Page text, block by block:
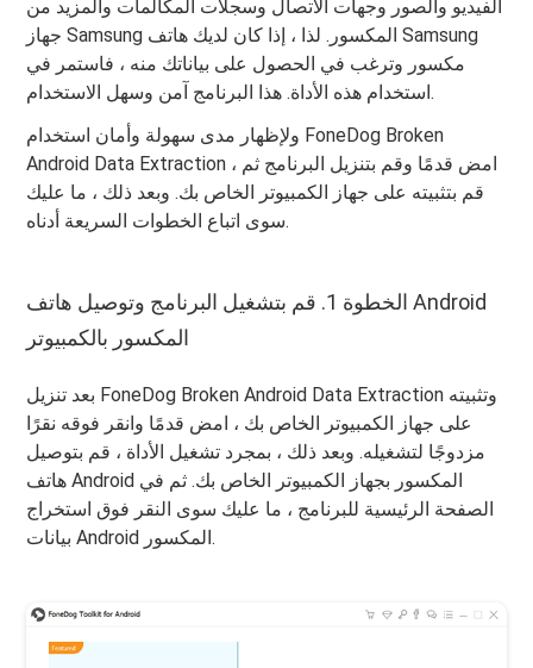
الفيديو والصور وجهات الاتصال وسجلات المكالمات والمزيد من
جهاز Samsung المكسور. لذا ، إذا كان لديك هاتف Samsung
مكسور وترغب في الحصول على بياناتك منه ، فاستمر في
استخدام هذه الأداة. هذا البرنامج آمن وسهل الاستخدام.
ولإظهار مدى سهولة وأمان استخدام FoneDog Broken
Android Data Extraction ، امض قدمًا وقم بتنزيل البرنامج ثم
قم بتثبيته على جهاز الكمبيوتر الخاص بك. وبعد ذلك ، ما عليك
سوى اتباع الخطوات السريعة أدناه.
الخطوة 1. قم بتشغيل البرنامج وتوصيل هاتف Android
المكسور بالكمبيوتر
بعد تنزيل FoneDog Broken Android Data Extraction وتثبيته
على جهاز الكمبيوتر الخاص بك ، امض قدمًا وانقر فوقه نقرًا
مزدوجًا لتشغيله. وبعد ذلك ، بمجرد تشغيل الأداة ، قم بتوصيل
هاتف Android المكسور بجهاز الكمبيوتر الخاص بك. ثم في
الصفحة الرئيسية للبرنامج ، ما عليك سوى النقر فوق استخراج
بيانات Android المكسور.